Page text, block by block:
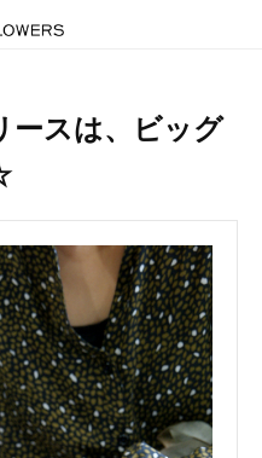
ースは、ビッグ